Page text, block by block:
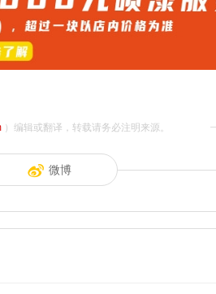
）编辑或翻译，转载请务必注明来源。
微博